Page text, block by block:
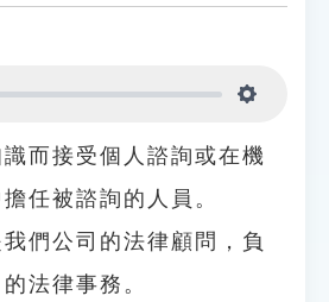
而接受個人諮詢或在機
任被諮詢的人員。
我們公司的法律顧問，負
法律事務。